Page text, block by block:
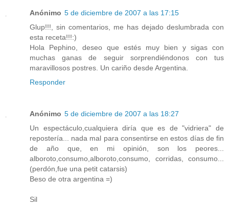
Anónimo 5 de diciembre de 2007 a las 17:15
Glup!!!, sin comentarios, me has dejado deslumbrada con
esta receta!!!:)
Hola Pephino, deseo que estés muy bien y sigas con
muchas ganas de seguir sorprendiéndonos con tus
maravillosos postres. Un cariño desde Argentina.
Responder
Anónimo 5 de diciembre de 2007 a las 18:27
Un espectáculo,cualquiera diría que es de "vidriera" de
repostería... nada mal para consentirse en estos días de fin
de año que, en mi opinión, son los peores...
alboroto,consumo,alboroto,consumo, corridas, consumo...
(perdón,fue una petit catarsis)
Beso de otra argentina =)
Sil